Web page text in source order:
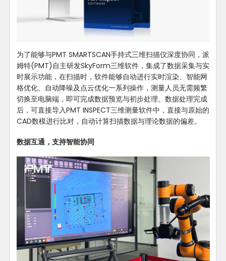
为了能够与PMT SMARTSCAN手持式三维扫描仪深度协同，派
姆特(PMT)自主研发SkyForm三维软件，集成了数据采集与实
时展示功能，在扫描时，软件能够自动进行实时渲染、智能网
格优化、自动降噪及点云优化一系列操作，测量人员无需频繁
切换至电脑端，即可完成数据预览与初步处理。数据处理完成
后，可直接导入PMT INSPECT三维测量软件中，直接与原始的
CAD数模进行比对，自动计算扫描数据与理论数据的偏差。
数据互通，支持智能协同